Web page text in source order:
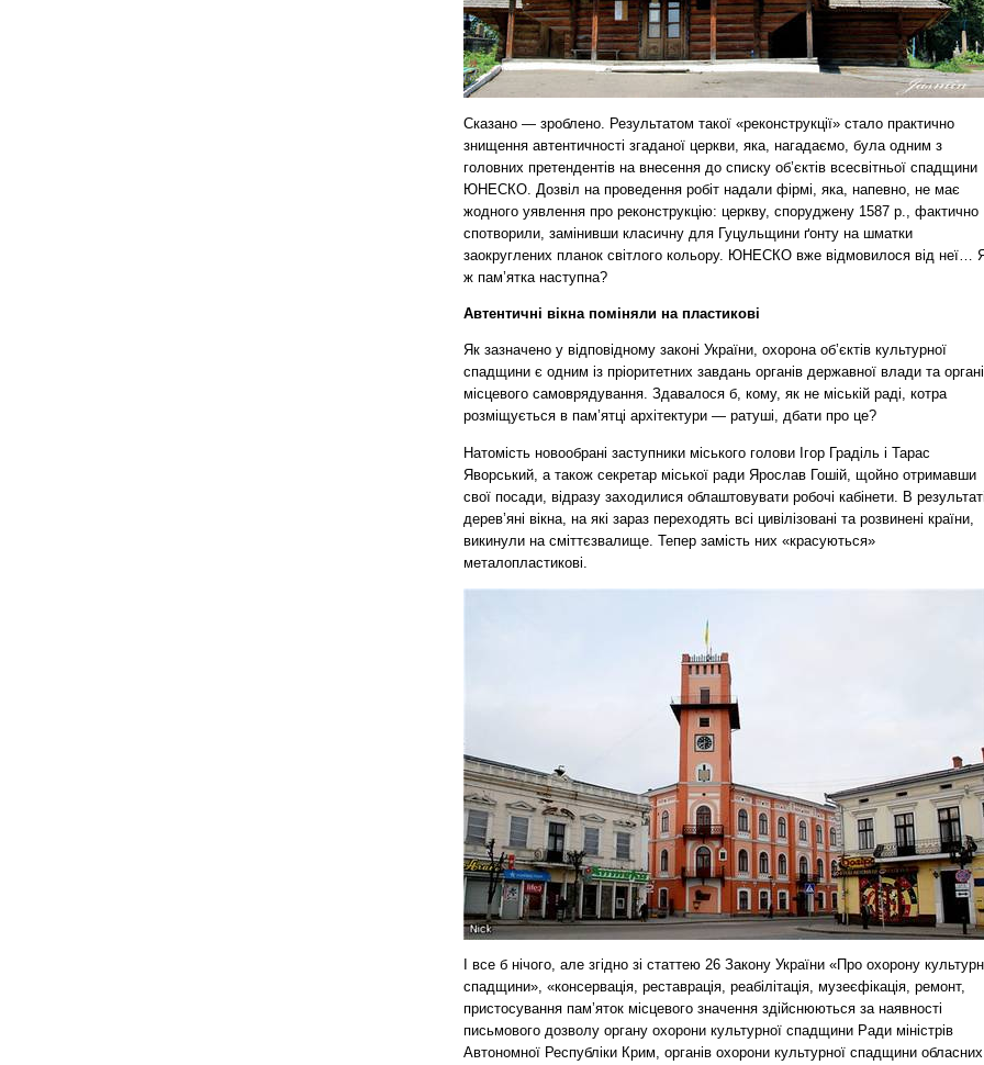
Сказано — зроблено. Результатом такої «реконструкції» стало практично
знищення автентичності згаданої церкви, яка, нагадаємо, була одним з
головних претендентів на внесення до списку об’єктів всесвітньої спадщини
ЮНЕСКО. Дозвіл на проведення робіт надали фірмі, яка, напевно, не має
жодного уявлення про реконструкцію: церкву, споруджену 1587 р., фактично
спотворили, замінивши класичну для Гуцульщини ґонту на шматки
заокруглених планок світлого кольору. ЮНЕСКО вже відмовилося від неї…
ж пам’ятка наступна?
Автентичні вікна поміняли на пластикові
Як зазначено у відповідному законі України, охорона об’єктів культурної
спадщини є одним із пріоритетних завдань органів державної влади та
місцевого самоврядування. Здавалося б, кому, як не міській раді, котра
розміщується в пам’ятці архітектури — ратуші, дбати про це?
Натомість новообрані заступники міського голови Ігор Граділь і Тарас
Яворський, а також секретар міської ради Ярослав Гошій, щойно отримавши
свої посади, відразу заходилися облаштовувати робочі кабінети. В
дерев’яні вікна, на які зараз переходять всі цивілізовані та розвинені країни,
викинули на сміттєзвалище. Тепер замість них «красуються»
металопластикові.
І все б нічого, але згідно зі статтею 26 Закону України «Про охорону
спадщини», «консервація, реставрація, реабілітація, музеєфікація, ремонт,
пристосування пам’яток місцевого значення здійснюються за наявності
письмового дозволу органу охорони культурної спадщини Ради міністрів
Автономної Республіки Крим, органів охорони культурної спадщини